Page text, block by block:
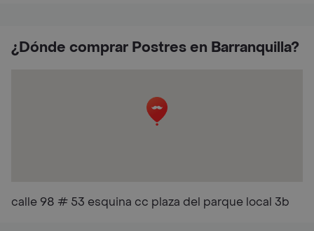
¿Dónde comprar Postres en Barranquilla?
calle 98 # 53 esquina cc plaza del parque local 3b